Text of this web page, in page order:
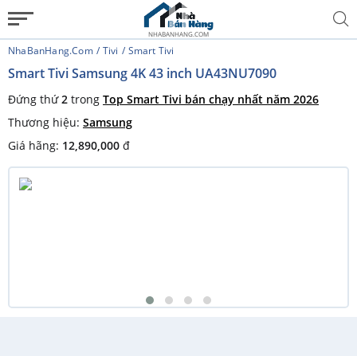
NHABANHANG.COM
NhaBanHang.com Tivi Smart Tivi
Smart Tivi Samsung 4K 43 inch UA43NU7090
Đứng thứ2 trong Top Smart Tivi bán chạy nhất năm 2026
Thương hiệu: Samsung
Giá hãng: 12,890,000 đ